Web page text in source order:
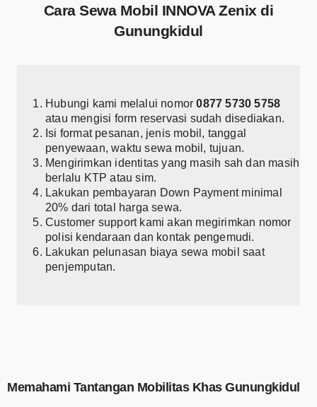
Cara Sewa Mobil INNOVA Zenix di
Gunungkidul
Hubungi kami melalui nomor0877 5730 5758
atau mengisi form reservasi sudah disediakan.
Isi format pesanan, jenis mobil, tanggal
penyewaan, waktu sewa mobil, tujuan.
Mengirimkan identitas yang masih sah dan masih
berlalu KTP atau sim.
Lakukan pembayaran Down Payment minimal
20% dari total harga sewa.
Customer support kami akan megirimkan nomor
polisi kendaraan dan kontak pengemudi.
Lakukan pelunasan biaya sewa mobil saat
penjemputan.
Memahami Tantangan Mobilitas Khas Gunungkidul